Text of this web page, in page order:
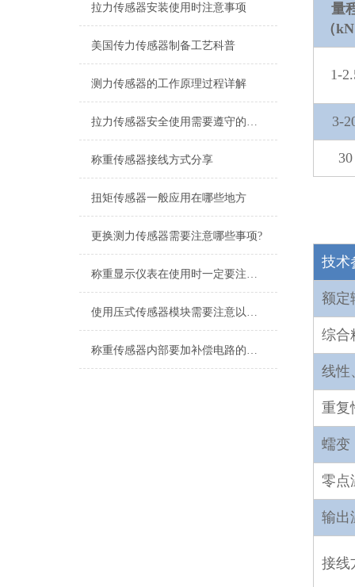
拉力传感器安装使用时注意事项
美国传力传感器制备工艺科普
测力传感器的工作原理过程详解
拉力传感器安全使用需要遵守的规范有什么？
称重传感器接线方式分享
扭矩传感器一般应用在哪些地方
更换测力传感器需要注意哪些事项?
称重显示仪表在使用时一定要注意这些细节
使用压式传感器模块需要注意以下几个问题
称重传感器内部要加补偿电路的原因解析
量
（
1-
3-
30
技术
额定
综合
线性
重复
蠕变
零点
输出
接线